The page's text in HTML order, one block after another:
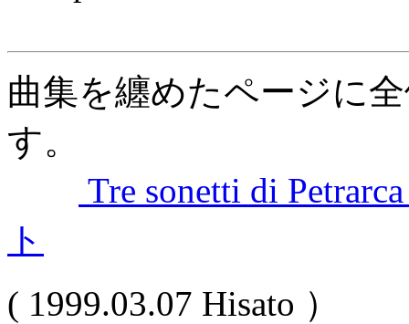
曲集を纏めたページに
す。
Tre sonetti di
ト
( 1999.03.07 Hisato ）